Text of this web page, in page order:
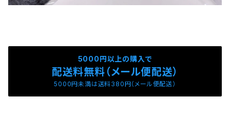
5000円以上の購入で
配送料無料（メール便配送）
5000円未満は送料380円（メール便配送）